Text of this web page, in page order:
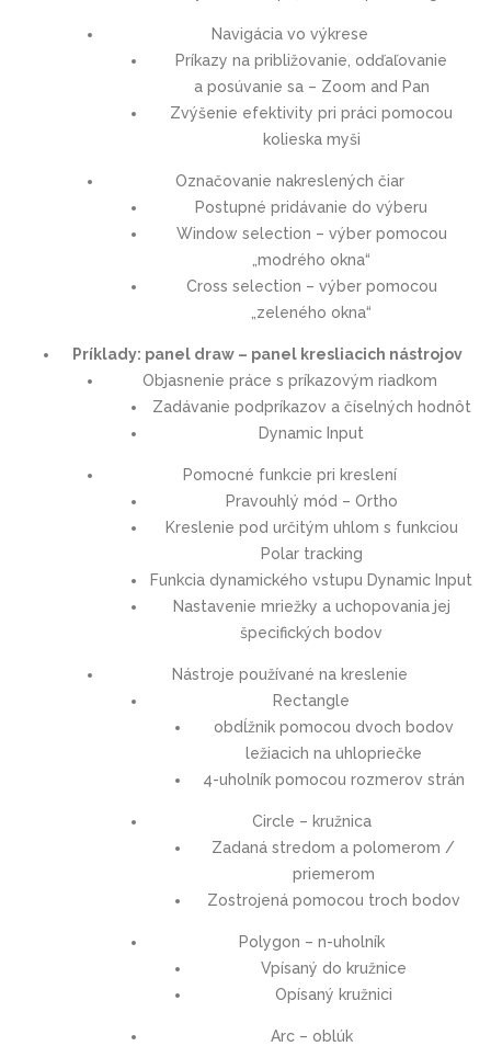
Navigácia vo výkrese
Príkazy na približovanie, odďaľovanie
a posúvanie sa – Zoom and Pan
Zvýšenie efektivity pri práci pomocou
kolieska myši
Označovanie nakreslených čiar
Postupné pridávanie do výberu
Window selection – výber pomocou
„modrého okna“
Cross selection – výber pomocou
„zeleného okna“
Príklady: panel draw – panel kresliacich nástrojov
Objasnenie práce s príkazovým riadkom
Zadávanie podpríkazov a číselných hodnôt
Dynamic Input
Pomocné funkcie pri kreslení
Pravouhlý mód – Ortho
Kreslenie pod určitým uhlom s funkciou
Polar tracking
Funkcia dynamického vstupu Dynamic Input
Nastavenie mriežky a uchopovania jej
špecifických bodov
Nástroje používané na kreslenie
Rectangle
obdĺžnik pomocou dvoch bodov
ležiacich na uhlopriečke
4-uholník pomocou rozmerov strán
Circle – kružnica
Zadaná stredom a polomerom /
priemerom
Zostrojená pomocou troch bodov
Polygon – n-uholník
Vpísaný do kružnice
Opísaný kružnici
Arc – oblúk